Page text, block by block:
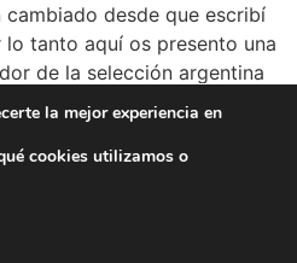
cambiado desde que escribí
tanto aquí os presento una
de la selección argentina
de […]
FAMOSOS
la mejor experiencia en
cookies utilizamos o